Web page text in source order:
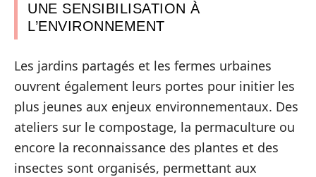
UNE SENSIBILISATION À
L’ENVIRONNEMENT
Les jardins partagés et les fermes urbaines
ouvrent également leurs portes pour initier les
plus jeunes aux enjeux environnementaux. Des
ateliers sur le compostage, la permaculture ou
encore la reconnaissance des plantes et des
insectes sont organisés, permettant aux